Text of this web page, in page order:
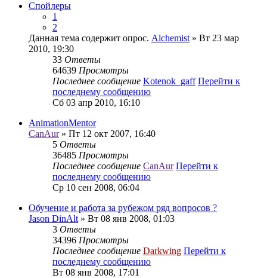
Спойлеры
1
2
Данная тема содержит опрос. Alchemist » Вт 23 мар
2010, 19:30
33 Ответы
64639 Просмотры
Последнее сообщение Kotenok_gaff Перейти к
последнему сообщению
Сб 03 апр 2010, 16:10
AnimationMentor
CanAur» Пт 12 окт 2007, 16:40
5 Ответы
36485 Просмотры
Последнее сообщение CanAur Перейти к
последнему сообщению
Ср 10 сен 2008, 06:04
Обучение и работа за рубежом ряд вопросов ?
Jason DinAlt » Вт 08 янв 2008, 01:03
3 Ответы
34396 Просмотры
Последнее сообщение Darkwing Перейти к
последнему сообщению
Вт 08 янв 2008, 17:01